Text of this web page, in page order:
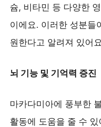
슘, 비타민 등 다양한
이에요. 이러한 성분들
원한다고 알려져 있어
뇌 기능 및 기억력 증진
마카다미아에 풍부한
활동에 도움을 줄 수